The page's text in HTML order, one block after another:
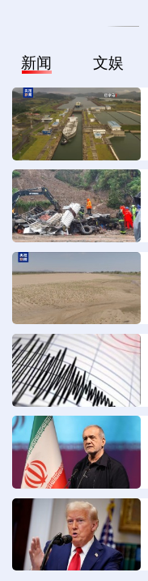
新闻 文娱